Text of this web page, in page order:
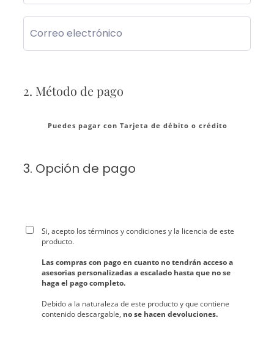
2. Método de pago
Puedes pagar con Tarjeta de débito o crédito
3. Opción de pago
Si, acepto los términos y condiciones y la licencia de este
producto.
Las compras con pago en cuanto no tendrán acceso a
asesorias personalizadas a escalado hasta que no se
haga el pago completo.
Debido a la naturaleza de este producto y que contiene
contenido descargable, no se hacen devoluciones.